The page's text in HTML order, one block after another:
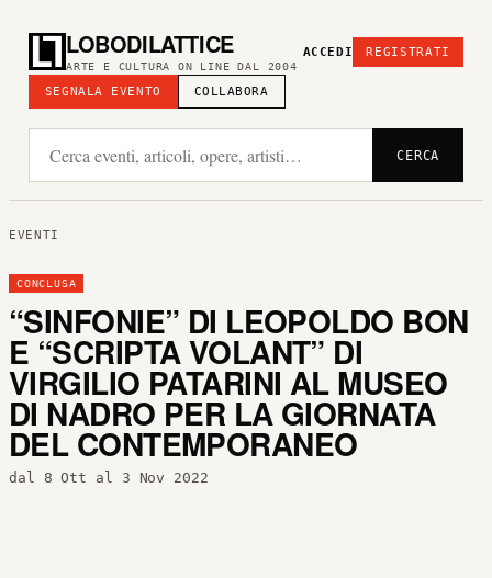
LOBODILATTICE
ARTE E CULTURA ON LINE DAL 2004
SEGNALA EVENTO COLLABORA
ACCEDI REGISTRATI
CERCA
EVENTI
CONCLUSA
“SINFONIE” DI LEOPOLDO BON
E “SCRIPTA VOLANT” DI
VIRGILIO PATARINI AL MUSEO
DI NADRO PER LA GIORNATA
DEL CONTEMPORANEO
dal 8 Ott al 3 Nov 2022